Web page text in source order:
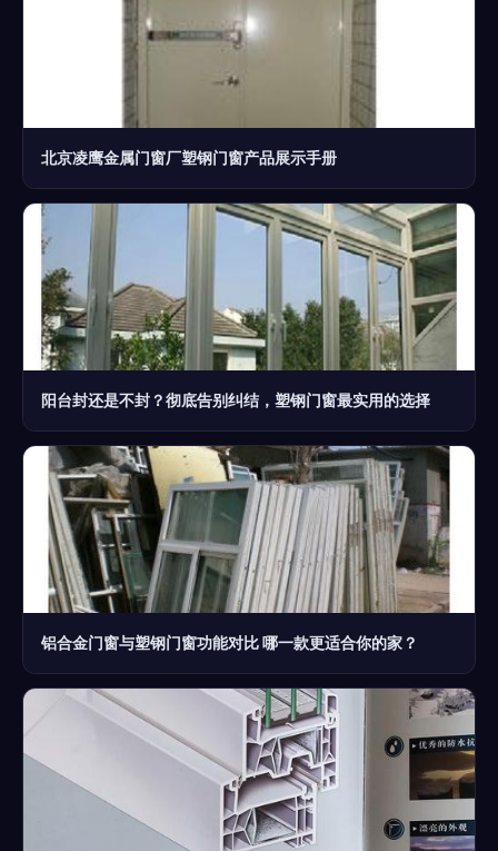
北京凌鹰金属门窗厂塑钢门窗产品展示手册
阳台封还是不封？彻底告别纠结，塑钢门窗最实用的选择
铝合金门窗与塑钢门窗功能对比 哪一款更适合你的家？